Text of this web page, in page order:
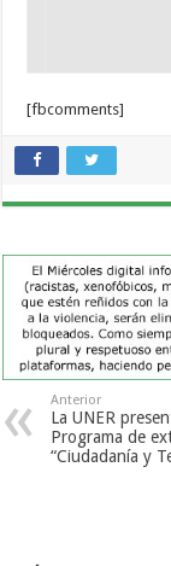
[fbcomments]
Anterior
La UNER
Programa de
“Ciudadanía y